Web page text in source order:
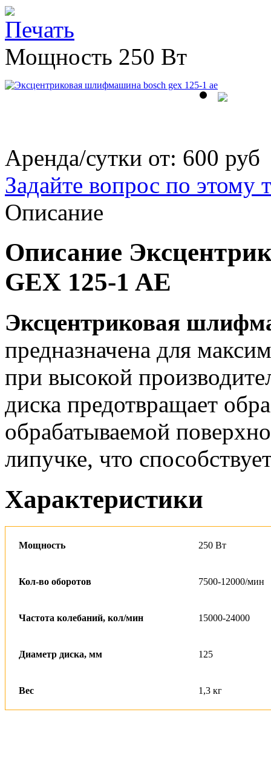
Мощность 250 Вт
Аренда/сутки от: 600 руб
Задайте вопрос по этому
Описание
Описание
GEX 125-1 AE
Эксцентриковая
предназначена для
при высокой
диска предотвращает
обрабатываемой
липучке, что
Характеристики
Мощность 250 Вт
Кол-во оборотов 7500-12000/мин
Частота колебаний, кол/мин 15000-24000
Диаметр диска, мм 125
Вес 1,3 кг